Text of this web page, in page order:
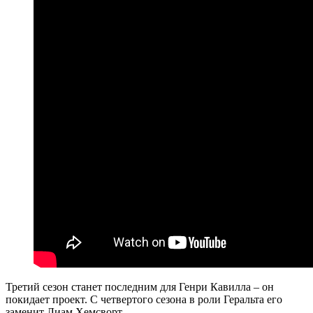
Третий сезон станет последним для Генри Кавилла – он
покидает проект. С четвертого сезона в роли Геральта его